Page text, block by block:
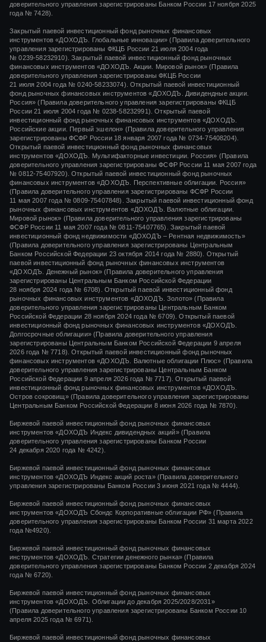
доверительного управления зарегистрированы Банком России 17 ноября 2025
года № 7428).
Закрытый паевой инвестиционный фонд рыночных финансовых
инструментов «ДОХОДЪ. Глобальные инновации» (Правила доверительного
управления зарегистрированы ФКЦБ России 21 июля 2004 года
№ 0239-58232910). Закрытый паевой инвестиционный фонд рыночных
финансовых инструментов «ДОХОДЪ. Акции. Мировой рынок» (Правила
доверительного управления зарегистрированы ФКЦБ России
21 июля 2004 года № 0240-58233074). Открытый паевой инвестиционный
фонд рыночных финансовых инструментов «ДОХОДЪ. Дивидендные акции.
Россия» (Правила доверительного управления зарегистрированы ФКЦБ
России21 июля 2004 года № 0238-58232991). Открытый паевой
инвестиционный фонд рыночных финансовых инструментов «ДОХОДЪ.
Российские акции. Первый эшелон» (Правила доверительного управления
зарегистрированы ФСФР России 18 января 2007 года № 0734-75408204).
Открытый паевой инвестиционный фонд рыночных финансовых
инструментов «ДОХОДЪ. Мультифакторные инвестиции. Россия» (Правила
доверительного управления зарегистрированы ФСФР России 11 мая 2007 года
№ 0812-75407920). Открытый паевой инвестиционный фонд рыночных
финансовых инструментов «ДОХОДЪ. Перспективные облигации. Россия»
(Правила доверительного управления зарегистрированы ФСФР России
11 мая 2007 года № 0809-75407848).
Закрытый паевой инвестиционный фонд
рыночных финансовых инструментов «ДОХОДЪ. Валютные облигации.
Мировой рынок» (Правила доверительного управления зарегистрированы
ФСФР России 11 мая 2007 года № 0811-75407765).
Закрытый паевой
инвестиционный фонд недвижимости «ДОХОДЪ – Рентная недвижимость»
(Правила доверительного управления зарегистрированы Центральным
Банком Российской Федерации 23 октября 2014 года № 2880).
Открытый
паевой инвестиционный фонд рыночных финансовых инструментов
«ДОХОДЪ. Денежный рынок» (Правила доверительного управления
зарегистрированы Центральным Банком Российской Федерации
28 ноября 2024 года № 6708).
Открытый паевой инвестиционный фонд
рыночных финансовых инструментов «ДОХОДЪ. Золото» (Правила
доверительного управления зарегистрированы Центральным Банком
Российской Федерации 28 ноября 2024 года№ 6709). Открытый паевой
инвестиционный фонд рыночных финансовых инструментов «ДОХОДЪ.
Долгосрочные облигации» (Правила доверительного управления
зарегистрированы Центральным Банком Российской Федерации 9 апреля
2026 года № 7718). Открытый паевой инвестиционный фонд рыночных
финансовых инструментов «ДОХОДЪ. Валютные облигации Плюс» (Правила
доверительного управления зарегистрированы Центральным Банком
Российской Федерации 9 апреля 2026 года № 7717). Открытый паевой
инвестиционный фонд рыночных финансовых инструментов «ДОХОДЪ.
Остров сокровищ» (Правила доверительного управления зарегистрированы
Центральным Банком Российской Федерации 8 июня 2026 года № 7870).
Биржевой паевой инвестиционный фонд рыночных финансовых
инструментов«ДОХОДЪ Индекс дивидендных акций»(Правила
доверительного управления зарегистрированы Банком России
24 декабря 2020 года № 4242)
Биржевой паевой инвестиционный фонд рыночных финансовых
инструментов«ДОХОДЪ Индекс акций роста»(Правила доверительного
управления зарегистрированы Банком России3 июня 2021 года № 4444).
Биржевой паевой инвестиционный фонд рыночных финансовых
инструментов «ДОХОДЪ Сбондс Корпоративные облигации РФ» (Правила
доверительного управления зарегистрированы Банком России 31 марта 2022
года №4920).
Биржевой паевой инвестиционный фонд рыночных финансовых
инструментов «ДОХОДЪ. Стратегии денежного рынка» (Правила
доверительного управления зарегистрированы Банком России 2 декабря 2024
года № 6720).
Биржевой паевой инвестиционный фонд рыночных финансовых
инструментов «ДОХОДЪ. Облигации до декабря 2025/2028/2031»
(Правила доверительного управления зарегистрированы Банком России 10
апреля 2025 года № 6971).
Биржевой паевой инвестиционный фонд рыночных финансовых